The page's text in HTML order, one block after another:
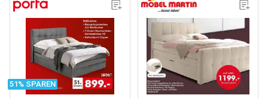
51% SPAREN